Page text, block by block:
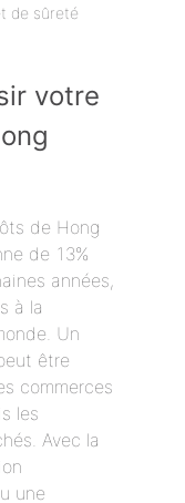
de sûreté
votre
de Hong
de 13%
années,
à la
Un
être
commerces
les
Avec la
une